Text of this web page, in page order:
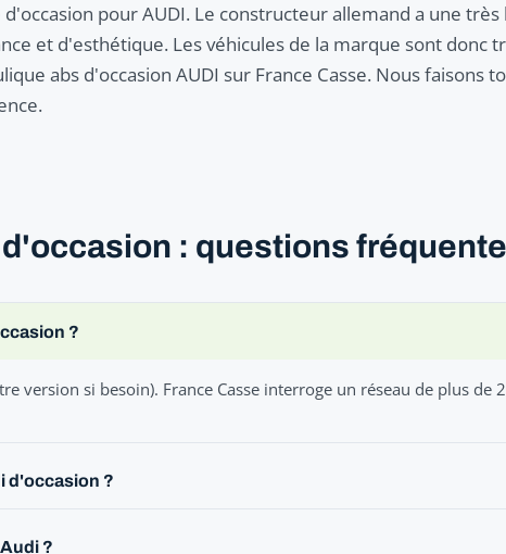
pour AUDI. Le constructeur allemand a une
et d'esthétique. Les véhicules de la marque sont donc
abs d'occasion AUDI sur France Casse. Nous faisons
: questions
?
version si besoin). France Casse interroge un réseau de plus de
d'occasion ?
?